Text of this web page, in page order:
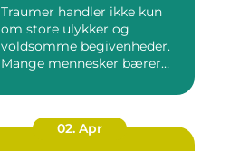
Traumer handler ikke kun
om store ulykker og
voldsomme begivenheder.
Mange mennesker bærer
02. Apr